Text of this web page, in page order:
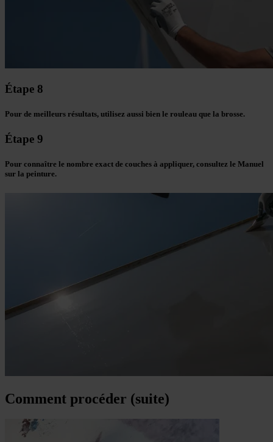
Étape 8
Pour de meilleurs résultats, utilisez aussi bien le rouleau que la brosse.
Étape 9
Pour connaître le nombre exact de couches à appliquer, consultez le Manuel
sur la peinture.
Comment procéder (suite)